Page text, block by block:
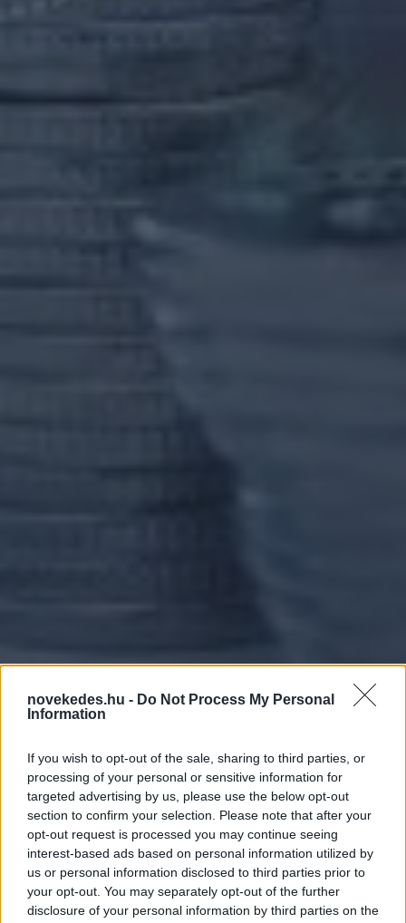
novekedes.hu - Do Not Process My Personal
Information
If you wish to opt-out of the sale, sharing to third parties, or
processing of your personal or sensitive information for
targeted advertising by us, please use the below opt-out
section to confirm your selection. Please note that after your
opt-out request is processed you may continue seeing
interest-based ads based on personal information utilized by
us or personal information disclosed to third parties prior to
your opt-out. You may separately opt-out of the further
disclosure of your personal information by third parties on the
Csökkentette az
eurólikviditást nyújtó
swap-tenderen elérhető